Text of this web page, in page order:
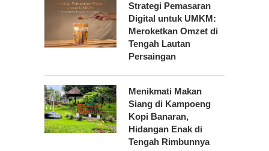
Strategi Pemasaran
Digital untuk UMKM:
Meroketkan Omzet di
Tengah Lautan
Persaingan
Menikmati Makan
Siang di Kampoeng
Kopi Banaran,
Hidangan Enak di
Tengah Rimbunnya